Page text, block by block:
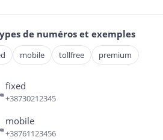
de numéros et exemples
mobile tollfree premium
fixed
+38730212345
mobile
+38761123456